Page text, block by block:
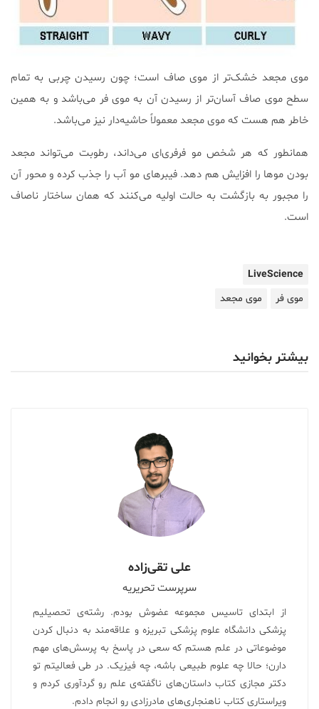
موی مجعد خشک‌تر از موی صاف است؛ چون رسیدن چربی به تمام
سطح موی صاف آسان‌تر از رسیدن آن به موی فر می‌باشد و به همین
خاطر هم هست که موی مجعد معمولاً حاشیه‌دار نیز می‌باشد.
همانطور که هر شخص مو فرفری‌ای می‌داند، رطوبت می‌تواند مجعد
بودن موها را افزایش هم دهد. فیبرهای مو آب را جذب کرده و محور آن
را مجبور به بازگشت به حالت اولیه می‌کنند که همان ساختار ناصاف
است.
LiveScience
موی فر
موی مجعد
بیشتر بخوانید
علی تقی‌زاده
سرپرست تحریریه
از ابتدای تاسیس مجموعه عضوش بودم. رشته‌ی تحصیلیم
پزشکی دانشگاه علوم پزشکی تبریزه و علاقه‌مند به دنبال کردن
موضوعاتی در علم هستم که سعی در پاسخ به پرسش‌های مهم
دارن؛ حالا چه علوم طبیعی باشه، چه فیزیک. در طی فعالیتم تو
دکتر مجازی کتاب داستان‌های ناگفته‌ی علم رو گردآوری کردم‌ و
ویراستاری کتاب ناهنجاری‌های مادرزادی رو انجام دادم.